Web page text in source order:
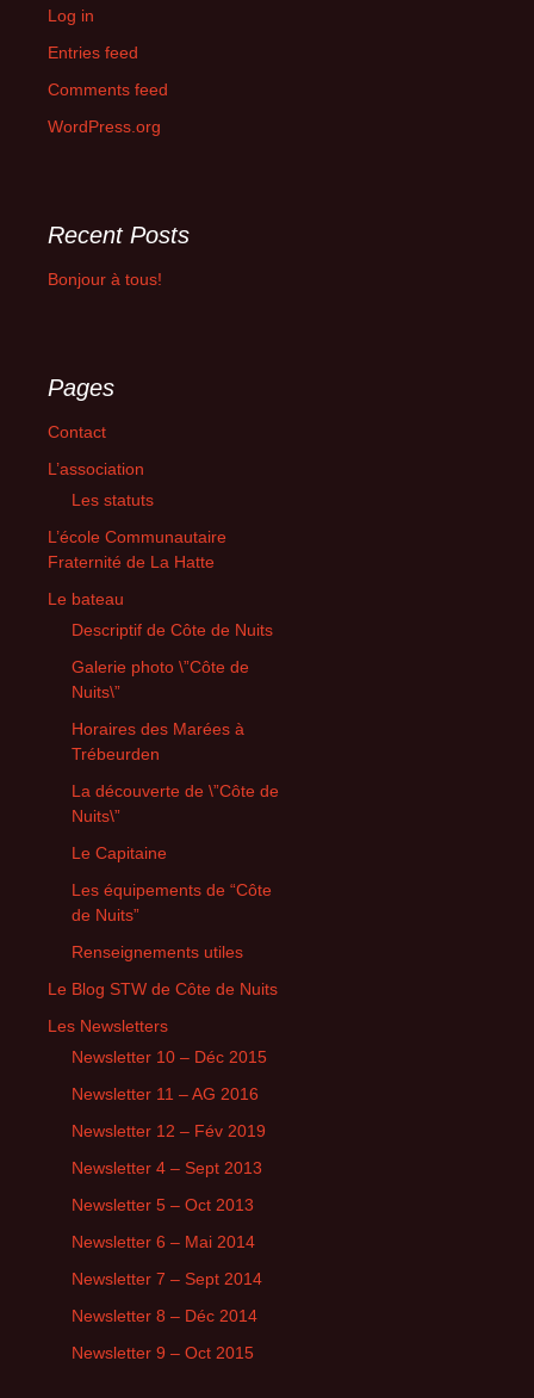
Log in
Entries feed
Comments feed
WordPress.org
Recent Posts
Bonjour à tous!
Pages
Contact
L’association
Les statuts
L’école Communautaire
Fraternité de La Hatte
Le bateau
Descriptif de Côte de Nuits
Galerie photo \”Côte de
Nuits\”
Horaires des Marées à
Trébeurden
La découverte de \”Côte de
Nuits\”
Le Capitaine
Les équipements de “Côte
de Nuits”
Renseignements utiles
Le Blog STW de Côte de Nuits
Les Newsletters
Newsletter 10 – Déc 2015
Newsletter 11 – AG 2016
Newsletter 12 – Fév 2019
Newsletter 4 – Sept 2013
Newsletter 5 – Oct 2013
Newsletter 6 – Mai 2014
Newsletter 7 – Sept 2014
Newsletter 8 – Déc 2014
Newsletter 9 – Oct 2015